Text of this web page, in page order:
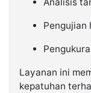
Pengujian
Layanan ini
kepatuhan